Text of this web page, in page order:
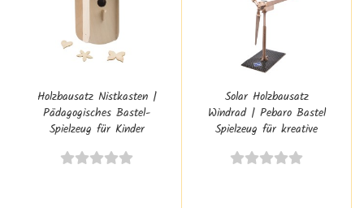
Holzbausatz Nistkasten |
Pädagogisches Bastel-
Spielzeug für Kinder
Solar Holzbausatz
Windrad | Pebaro Bastel
Spielzeug für kreative